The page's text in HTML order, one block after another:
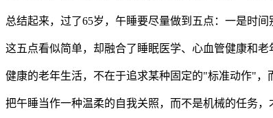
总结起来，过了65岁，午睡要尽量做到五点：一是时
这五点看似简单，却融合了睡眠医学、心血管健康和
健康的老年生活，不在于追求某种固定的"标准动作"，
把午睡当作一种温柔的自我关照，而不是机械的任务，